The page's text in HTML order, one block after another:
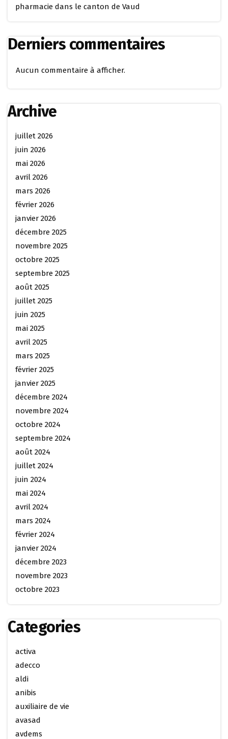
pharmacie dans le canton de Vaud
Derniers commentaires
Aucun commentaire à afficher.
Archive
juillet 2026
juin 2026
mai 2026
avril 2026
mars 2026
février 2026
janvier 2026
décembre 2025
novembre 2025
octobre 2025
septembre 2025
août 2025
juillet 2025
juin 2025
mai 2025
avril 2025
mars 2025
février 2025
janvier 2025
décembre 2024
novembre 2024
octobre 2024
septembre 2024
août 2024
juillet 2024
juin 2024
mai 2024
avril 2024
mars 2024
février 2024
janvier 2024
décembre 2023
novembre 2023
octobre 2023
Categories
activa
adecco
aldi
anibis
auxiliaire de vie
avasad
avdems